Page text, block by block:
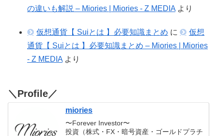
の違いも解説 – Miories | Miories - Z MEDIA より
仮想通貨【 Suiとは 】必要知識まとめ に
仮想
通貨【 Suiとは 】必要知識まとめ – Miories | Miories
- Z MEDIA より
＼Profile／
miories
〜Forever Investor〜
投資（株式・FX・暗号資産・ゴールドプラチ